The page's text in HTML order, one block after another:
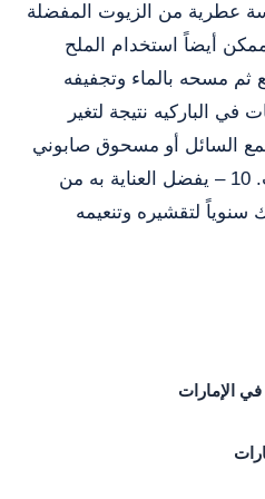
إضافة لمسة عطرية من الزيوت المفضلة
8- من الممكن أيضاً استخدام الملح
ثم مسحه بالماء وتجفيفه
في الباركيه نتيجة لتغير
السائل أو مسحوق صابوني
أو معجون يشبه لون الخشب. 10 – يفضل العناية به من
لتقشيره وتنعيمه
الإمارات